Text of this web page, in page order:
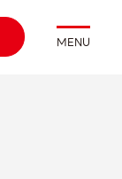
MENU